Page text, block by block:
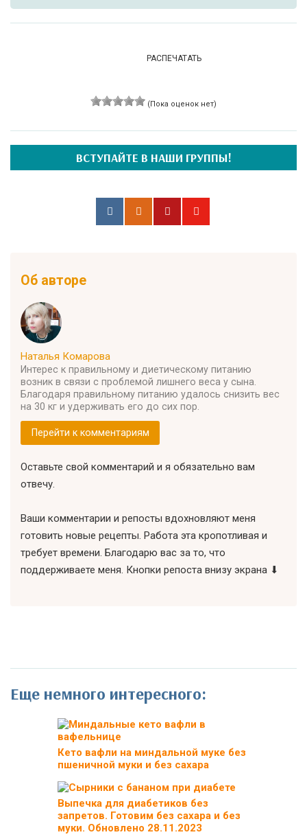
РАСПЕЧАТАТЬ
(Пока оценок нет)
ВСТУПАЙТЕ В НАШИ ГРУППЫ!
Об авторе
Наталья Комарова
Интерес к правильному и диетическому питанию
возник в связи с проблемой лишнего веса у сына.
Благодаря правильному питанию удалось снизить вес
на 30 кг и удерживать его до сих пор.
Перейти к комментариям
Оставьте свой комментарий и я обязательно вам
отвечу.
Ваши комментарии и репосты вдохновляют меня
готовить новые рецепты. Работа эта кропотливая и
требует времени. Благодарю вас за то, что
поддерживаете меня. Кнопки репоста внизу экрана ⬇
Еще немного интересного:
Кето вафли на миндальной муке без
пшеничной муки и без сахара
Выпечка для диабетиков без
запретов. Готовим без сахара и без
муки. Обновлено 28.11.2023